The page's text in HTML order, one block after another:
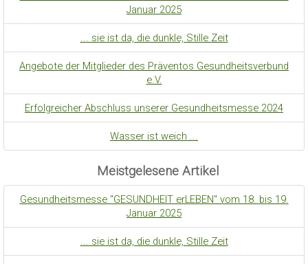
Januar 2025
... sie ist da, die dunkle, Stille Zeit
Angebote der Mitglieder des Präventos Gesundheitsverbund
e.V.
Erfolgreicher Abschluss unserer Gesundheitsmesse 2024
Wasser ist weich ...
Meistgelesene Artikel
Gesundheitsmesse "GESUNDHEIT erLEBEN" vom 18. bis 19.
Januar 2025
... sie ist da, die dunkle, Stille Zeit